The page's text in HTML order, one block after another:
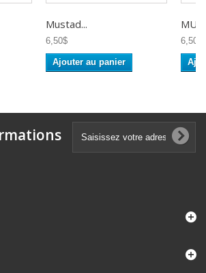
Mustad...
6,50$
Ajouter au panier
6,50$